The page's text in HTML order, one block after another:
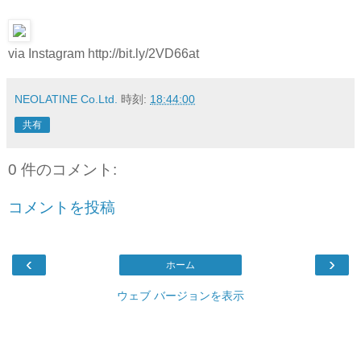
via Instagram http://bit.ly/2VD66at
NEOLATINE Co.Ltd. 時刻: 18:44:00
共有
0 件のコメント:
コメントを投稿
‹ ›
ホーム
ウェブ バージョンを表示